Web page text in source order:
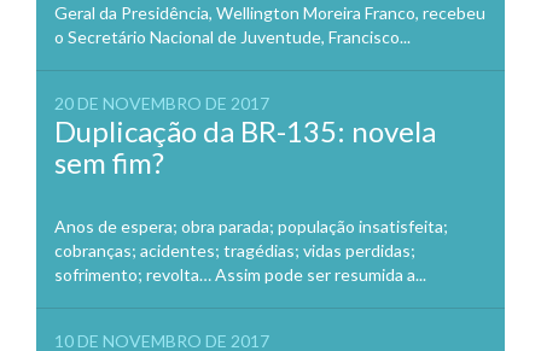
Geral da Presidência, Wellington Moreira Franco, recebeu
o Secretário Nacional de Juventude, Francisco...
20 DE NOVEMBRO DE 2017
Duplicação da BR-135: novela
sem fim?
Anos de espera; obra parada; população insatisfeita;
cobranças; acidentes; tragédias; vidas perdidas;
sofrimento; revolta… Assim pode ser resumida a...
10 DE NOVEMBRO DE 2017